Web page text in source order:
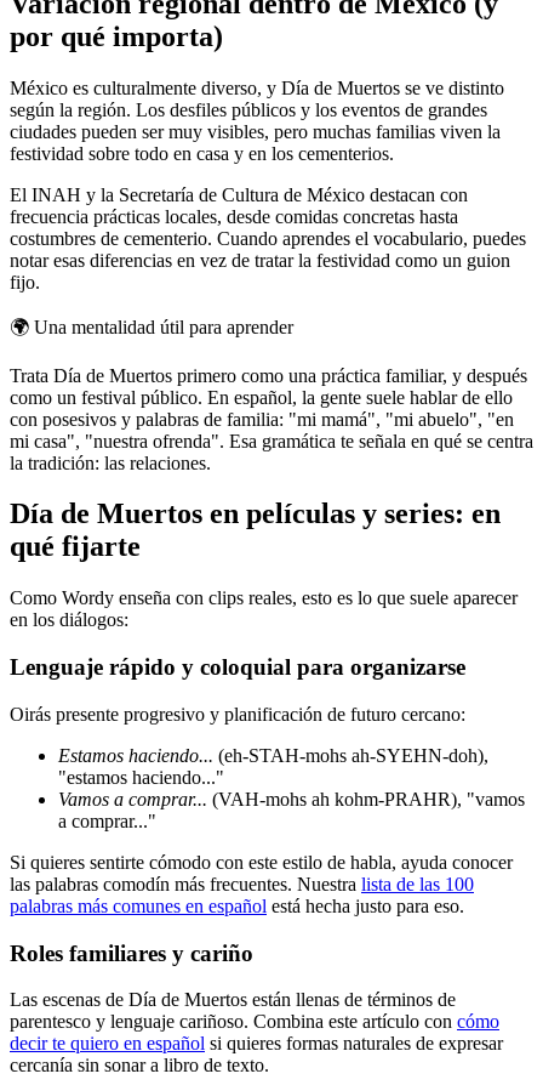
por qué importa)
México es culturalmente diverso, y Día de Muertos se ve distinto
según la región. Los desfiles públicos y los eventos de grandes
ciudades pueden ser muy visibles, pero muchas familias viven la
festividad sobre todo en casa y en los cementerios.
El INAH y la Secretaría de Cultura de México destacan con
frecuencia prácticas locales, desde comidas concretas hasta
costumbres de cementerio. Cuando aprendes el vocabulario, puedes
notar esas diferencias en vez de tratar la festividad como un guion
fijo.
🌍 Una mentalidad útil para aprender
Trata Día de Muertos primero como una práctica familiar, y después
como un festival público. En español, la gente suele hablar de ello
con posesivos y palabras de familia: "mi mamá", "mi abuelo", "en
mi casa", "nuestra ofrenda". Esa gramática te señala en qué se centra
la tradición: las relaciones.
Día de Muertos en películas y series: en
qué fijarte
Como Wordy enseña con clips reales, esto es lo que suele aparecer
en los diálogos:
Lenguaje rápido y coloquial para organizarse
Oirás presente progresivo y planificación de futuro cercano:
Estamos haciendo... (eh-STAH-mohs ah-SYEHN-doh),
"estamos haciendo..."
Vamos a comprar... (VAH-mohs ah kohm-PRAHR), "vamos
a comprar..."
Si quieres sentirte cómodo con este estilo de habla, ayuda conocer
las palabras comodín más frecuentes. Nuestra lista de las 100
palabras más comunes en español está hecha justo para eso.
Roles familiares y cariño
Las escenas de Día de Muertos están llenas de términos de
parentesco y lenguaje cariñoso. Combina este artículo con cómo
decir te quiero en español si quieres formas naturales de expresar
cercanía sin sonar a libro de texto.